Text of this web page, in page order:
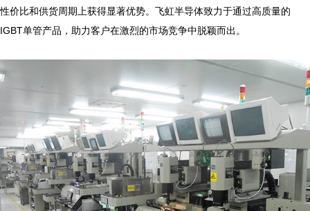
性价比和供货周期上获得显著优势。飞虹半导体致力于通过高质量的
IGBT单管产品，助力客户在激烈的市场竞争中脱颖而出。